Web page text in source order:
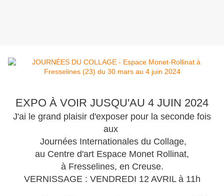
EXPO À VOIR JUSQU'AU 4 JUIN 2024
J'ai le grand plaisir d'exposer pour la seconde fois
aux
Journées Internationales du Collage,
au Centre d'art Espace Monet Rollinat,
à Fresselines, en Creuse.
VERNISSAGE : VENDREDI 12 AVRIL à 11h